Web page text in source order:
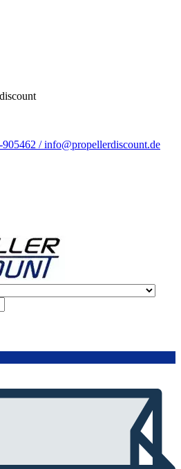
/ info@propellerdiscount.de